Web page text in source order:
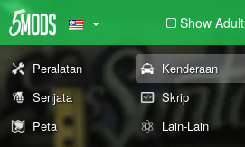
Show Adult
Peralatan Kenderaan
Senjata
Skrip
Peta
Lain-Lain